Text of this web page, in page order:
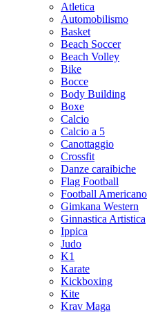
Atletica
Automobilismo
Basket
Beach Soccer
Beach Volley
Bike
Bocce
Body Building
Boxe
Calcio
Calcio a 5
Canottaggio
Crossfit
Danze caraibiche
Flag Football
Football Americano
Gimkana Western
Ginnastica Artistica
Ippica
Judo
K1
Karate
Kickboxing
Kite
Krav Maga